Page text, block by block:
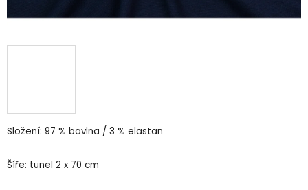
Složení: 97 % bavlna / 3 % elastan
Šíře: tunel 2 x 70 cm